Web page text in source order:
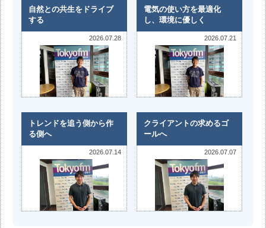
自然との共生をドライブ
する
2026.07.28
電気の使い方を最適化
し、環境に優しく
2026.07.21
トレンドを追う側から作
る側へ
2026.07.14
クライアントの求めるゴ
ールへ
2026.07.07